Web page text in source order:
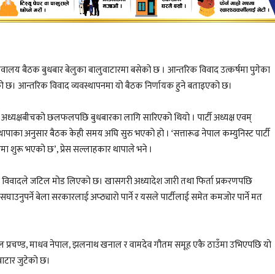
बैठक बुधबार बेलुका बालुवाटारमा बसेको छ । आन्तरिक विवाद उत्कर्षमा पुगेका
आन्तरिक विवाद व्यवस्थापनमा यो बैठक निर्णायक हुने बताइएको छ।
छलफलपछि बुधबारका लागि सारिएको थियो । पार्टी अध्यक्ष एवम्
अनुसार बैठक केही समय अघि सुरु भएको हो । ‘सत्तारूढ नेपाल कम्युनिस्ट पार्टी
शुरू भएको छ’, प्रेस सल्लाहकार थापाले भने ।
जटिल मोड लिएको छ। खासगरी अध्यादेश जारी तथा फिर्ता प्रकरणपछि
बेला सरकारलाई अप्ठ्यारो पार्ने र यसले पार्टीलाई समेत कमजोर पार्ने मत
माधव नेपाल, झलनाथ खनाल र वामदेव गौतम समूह एकै ठाउँमा उभिएपछि यो
जुटेको छ।